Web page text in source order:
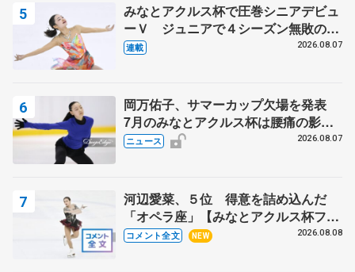
みなとアクルス杯で圧巻シニアデビュ
ーＶ ジュニアで４シーズン無敗の島
田麻央
連載 2026.08.07
岡万佑子、サマーカップ欠場を発表
7月のみなとアクルス杯は腰痛の影響
で
ニュース 2026.08.07
河辺愛菜、５位 得意を詰め込んだ
「オペラ座」【みなとアクルス杯フリ
ー】
コメント全文 NEW 2026.08.08